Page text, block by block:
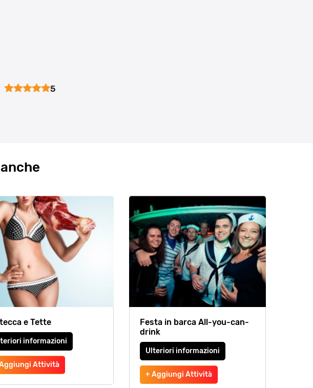
5
e Tette
informazioni
Attività
Festa in barca All-you-can-
drink
Ulteriori informazioni
+ Aggiungi Attività